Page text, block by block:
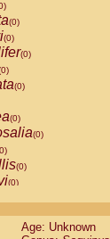
(0)
(0)
(0)
(0)
(0)
(0)
(0)
(0)
(0)
(0)Age: Unknown